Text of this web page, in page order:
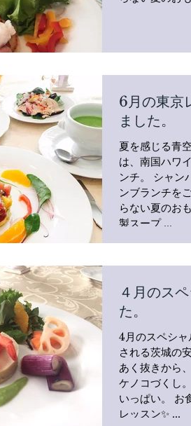
6月の東京
ました。
夏を感じる青空
は、南国ハワ
ンチ。 シャンパンにも合うワンランク上のハワイア
ンブランチをご用意し
らない夏のおもてな
製スープ ...
４月のス
た。
4月のスペシャル
される茨城の
あく抜きから
ケノコづくし
いっぱい。 お
レッスン✨ ...